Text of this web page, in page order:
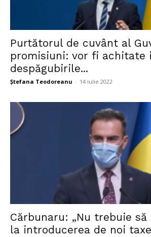
Purtătorul de cuvânt al
promisiuni: vor fi achitate
despăgubirile...
Ștefana Teodoreanu - 14 iulie 2022
Cărbunaru: „Nu trebuie
la introducerea de noi